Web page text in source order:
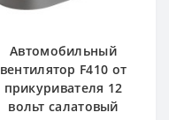
Автомобильный
вентилятор F410 от
прикуривателя 12
вольт салатовый